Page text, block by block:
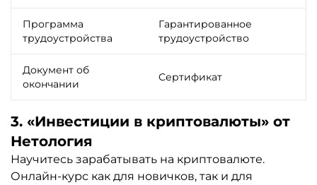
Программа
трудоустройства
Гарантированное
трудоустройство
Документ об
окончании
Сертификат
3. «Инвестиции в криптовалюты» от
Нетология
Научитесь зарабатывать на криптовалюте.
Онлайн-курс как для новичков, так и для